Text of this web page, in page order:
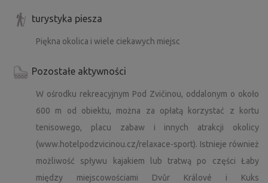
turystyka piesza
Piękna okolica i wiele ciekawych miejsc
Pozostałe aktywności
W ośrodku rekreacyjnym Pod Zvičinou, oddalonym o około
600 m od obiektu, można za opłatą korzystać z kortu
tenisowego, placu zabaw i innych atrakcji okolicy
(www.hotelpodzvicinou.cz/relaxace-sport). Istnieje również
możliwość spływu kajakiem lub tratwą po części Łaby
między miejscowościami Dvůr Králové i Kuks